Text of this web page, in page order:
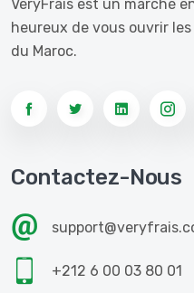
VeryFrais est un marché
heureux de vous ouvrir
du Maroc.
Contactez-Nous
+212 6 00 03 80 01